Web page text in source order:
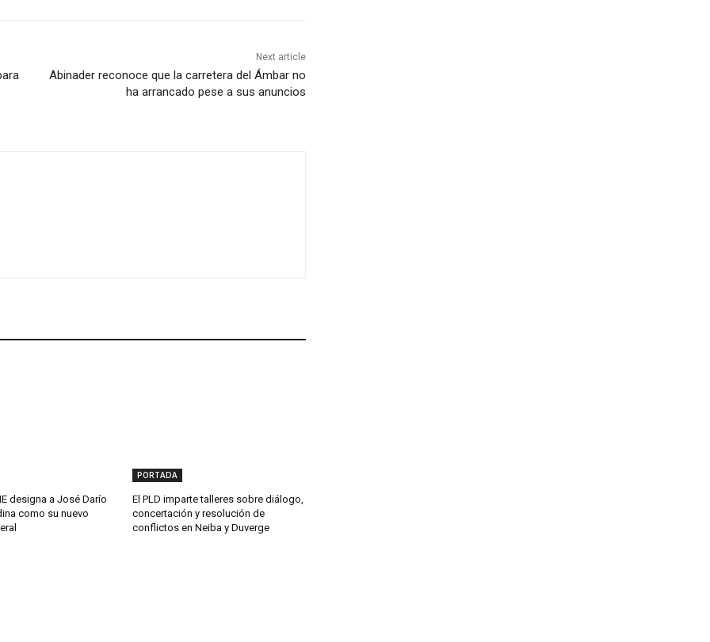
Next article
Abinader reconoce que la carretera del Ámbar no
ha arrancado pese a sus anuncios
designa a José Darío
como su nuevo
PORTADA
El PLD imparte talleres sobre diálogo,
concertación y resolución de
conflictos en Neiba y Duverge